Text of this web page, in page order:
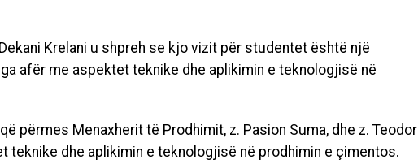
Krelani u shpreh se kjo vizit për studentet është një
afër me aspektet teknike dhe aplikimin e teknologjisë në
përmes Menaxherit të Prodhimit, z. Pasion Suma, dhe z. Teodor
teknike dhe aplikimin e teknologjisë në prodhimin e çimentos.